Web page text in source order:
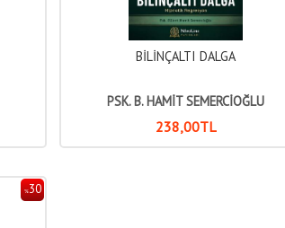
BİLİNÇALTI DALGA
PSK. B. HAMİT SEMERCİOĞLU
238,00TL
%30